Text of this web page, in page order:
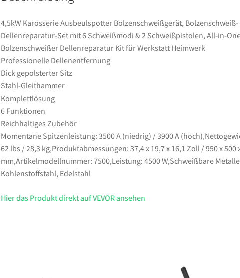
Schweißpistolen,
All-
in-
One
Bolzenschweißer
Dellenreparatur
Kit
Werkstatt
Heimwerk
Menge
4,5kW Karosserie Ausbeulspotter Bolzenschweißgerät, Bolzenschweiß-
Dellenreparatur-Set mit 6 Schweißmodi & 2 Schweißpistolen, All-in-
Bolzenschweißer Dellenreparatur Kit für Werkstatt Heimwerk
Professionelle Dellenentfernung
Dick gepolsterter Sitz
Stahl-Gleithammer
Komplettlösung
6 Funktionen
Reichhaltiges Zubehör
Momentane Spitzenleistung: 3500 A (niedrig) / 3900 A
62 lbs / 28,3 kg,Produktabmessungen: 37,4 x 19,7 x 16,1 Zoll / 950 x 500
mm,Artikelmodellnummer: 7500,Leistung: 4500 W,Schweißbare
Kohlenstoffstahl, Edelstahl
Hier das Produkt direkt auf VEVOR ansehen